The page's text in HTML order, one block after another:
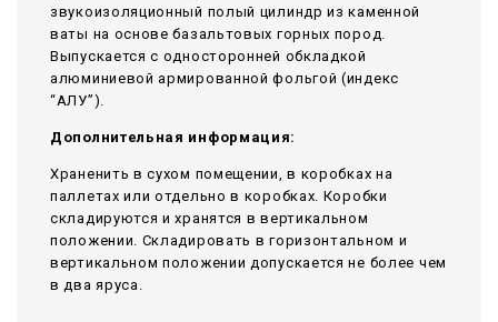
звукоизоляционный полый цилиндр из каменной
ваты на основе базальтовых горных пород.
Выпускается с односторонней обкладкой
алюминиевой армированной фольгой (индекс
“АЛУ”).
Дополнительная информация:
Храненить в сухом помещении, в коробках на
паллетах или отдельно в коробках. Коробки
складируются и хранятся в вертикальном
положении. Складировать в горизонтальном и
вертикальном положении допускается не более чем
в два яруса.